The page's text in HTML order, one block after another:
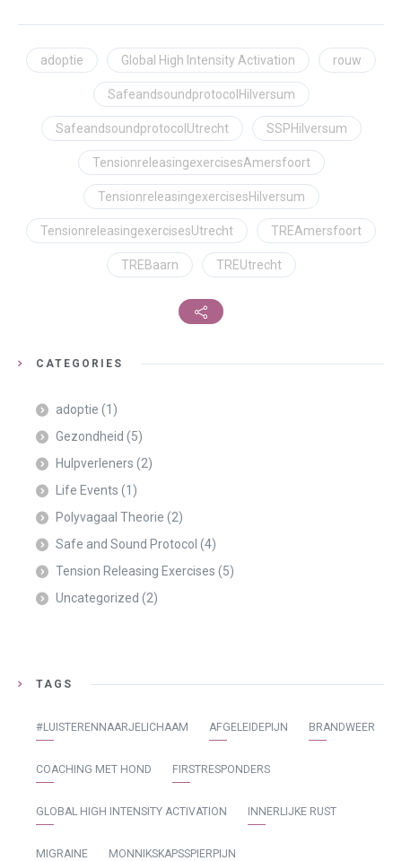
adoptie Global High Intensity Activation rouw
SafeandsoundprotocolHilversum
SafeandsoundprotocolUtrecht SSPHilversum
TensionreleasingexercisesAmersfoort
TensionreleasingexercisesHilversum
TensionreleasingexercisesUtrecht TREAmersfoort
TREBaarn TREUtrecht
CATEGORIES
adoptie (1)
Gezondheid (5)
Hulpverleners (2)
Life Events (1)
Polyvagaal Theorie (2)
Safe and Sound Protocol (4)
Tension Releasing Exercises (5)
Uncategorized (2)
TAGS
#LUISTERENNAARJELICHAAM AFGELEIDEPIJN BRANDWEER
COACHING MET HOND FIRSTRESPONDERS
GLOBAL HIGH INTENSITY ACTIVATION INNERLIJKE RUST
MIGRAINE MONNIKSKAPSSPIERPIJN